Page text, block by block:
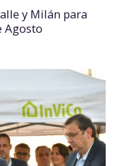
y Milán para
Agosto